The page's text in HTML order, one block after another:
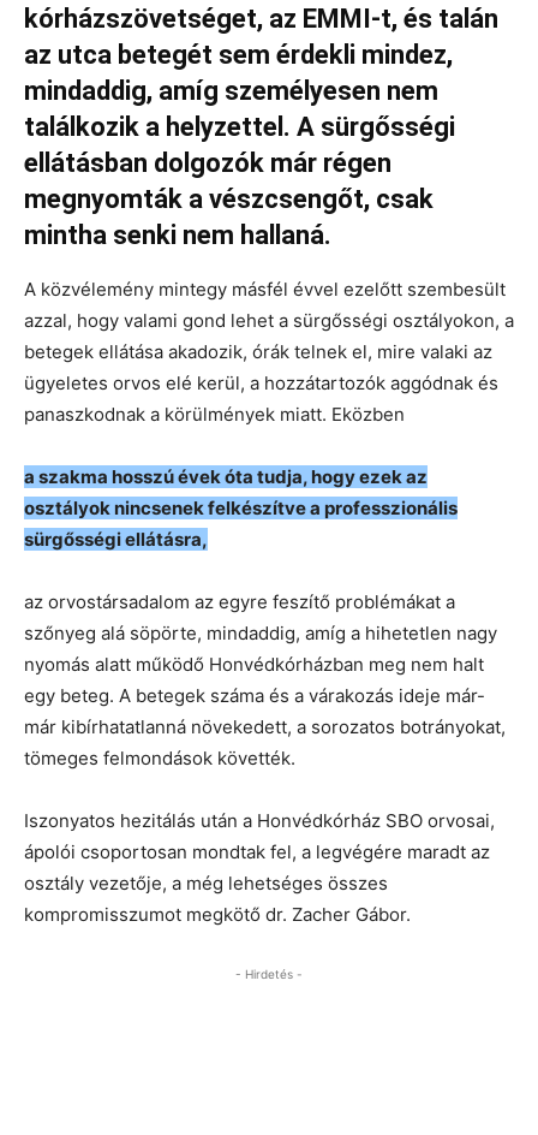
kórházszövetséget, az EMMI-t, és talán
az utca betegét sem érdekli mindez,
mindaddig, amíg személyesen nem
találkozik a helyzettel. A sürgősségi
ellátásban dolgozók már régen
megnyomták a vészcsengőt, csak
mintha senki nem hallaná.
A közvélemény mintegy másfél évvel ezelőtt szembesült
azzal, hogy valami gond lehet a sürgősségi osztályokon, a
betegek ellátása akadozik, órák telnek el, mire valaki az
ügyeletes orvos elé kerül, a hozzátartozók aggódnak és
panaszkodnak a körülmények miatt. Eközben
a szakma hosszú évek óta tudja, hogy ezek az
osztályok nincsenek felkészítve a professzionális
sürgősségi ellátásra,
az orvostársadalom az egyre feszítő problémákat a
szőnyeg alá söpörte, mindaddig, amíg a hihetetlen nagy
nyomás alatt működő Honvédkórházban meg nem halt
egy beteg. A betegek száma és a várakozás ideje már-
már kibírhatatlanná növekedett, a sorozatos botrányokat,
tömeges felmondások követték.
Iszonyatos hezitálás után a Honvédkórház SBO orvosai,
ápolói csoportosan mondtak fel, a legvégére maradt az
osztály vezetője, a még lehetséges összes
kompromisszumot megkötő dr. Zacher Gábor.
- Hirdetés -